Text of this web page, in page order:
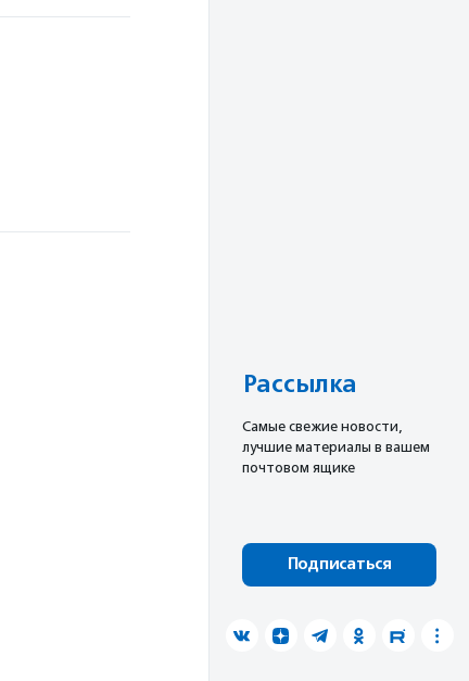
Рассылка
Cамые свежие новости,
лучшие материалы в вашем
почтовом ящике
Подписаться